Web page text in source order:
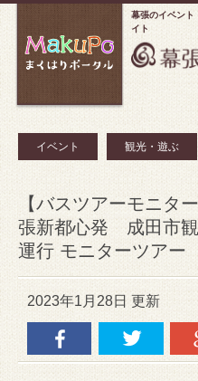
幕張のイベント
イト
イベント 観光・遊ぶ
【バスツアーモニタ
張新都心発 成田市
運行 モニターツアー
2023年1月28日 更新